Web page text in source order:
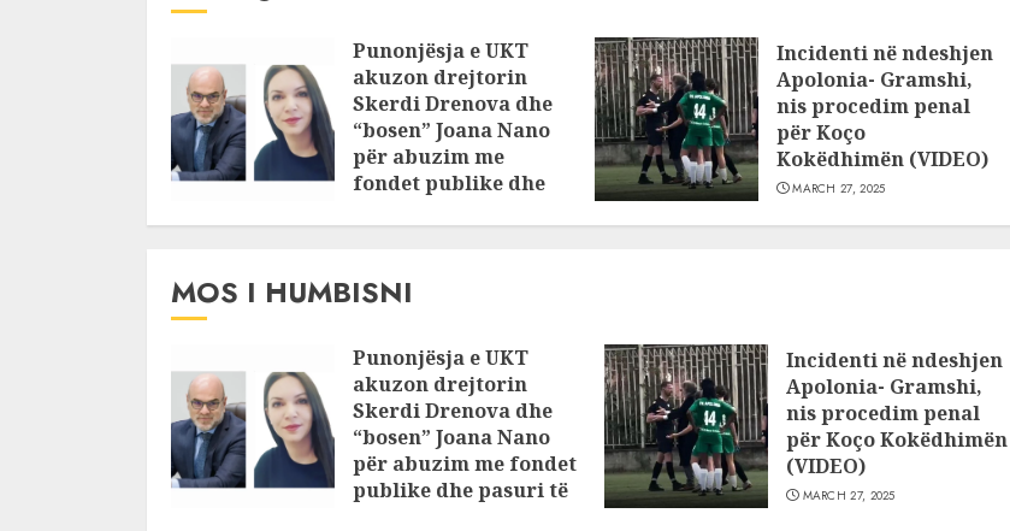
Punonjësja e UKT
akuzon drejtorin
Skerdi Drenova dhe
“bosen” Joana Nano
për abuzim me
fondet publike dhe
Incidenti në ndeshjen
Apolonia- Gramshi,
nis procedim penal
për Koço
Kokëdhimën (VIDEO)
MARCH 27, 2025
MOS I HUMBISNI
Punonjësja e UKT
akuzon drejtorin
Skerdi Drenova dhe
“bosen” Joana Nano
për abuzim me fondet
publike dhe pasuri të
Incidenti në ndeshjen
Apolonia- Gramshi,
nis procedim penal
për Koço Kokëdhimën
(VIDEO)
MARCH 27, 2025